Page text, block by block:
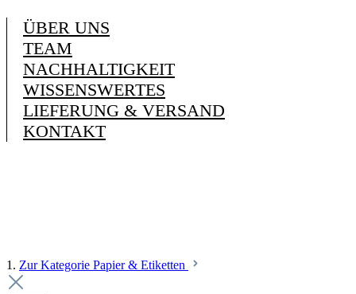
ÜBER UNS
TEAM
NACHHALTIGKEIT
WISSENSWERTES
LIEFERUNG & VERSAND
KONTAKT
1. Zur Kategorie Papier & Etiketten